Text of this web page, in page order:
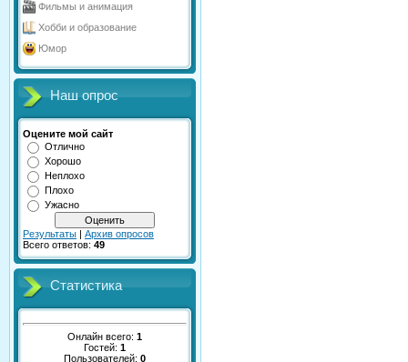
Фильмы и анимация
Хобби и образование
Юмор
Наш опрос
Оцените мой сайт
Отлично
Хорошо
Неплохо
Плохо
Ужасно
Результаты | Архив опросов
Всего ответов: 49
Статистика
Онлайн всего: 1
Гостей: 1
Пользователей: 0